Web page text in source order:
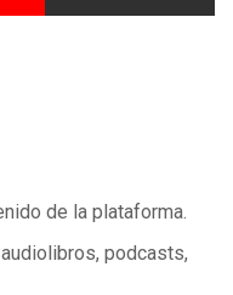
de la plataforma.
podcasts,